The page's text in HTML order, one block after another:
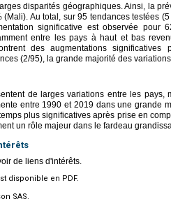
disparités géographiques. Ainsi, la
(Mali). Au total, sur 95 tendances testées
significative est observée pour
entre les pays à haut et bas
des augmentations
(2/95), la grande majorité des
de larges variations entre les pays,
entre 1990 et 2019 dans une grande
plus significatives après prise en
un rôle majeur dans le fardeau
de liens d'intérêts.
disponible en PDF.
SAS.